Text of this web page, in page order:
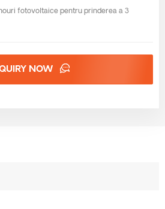
fotovoltaice pentru prinderea a 3
NOW